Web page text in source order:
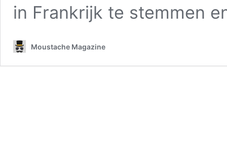
in Frankrijk te stemmen
Moustache Magazine